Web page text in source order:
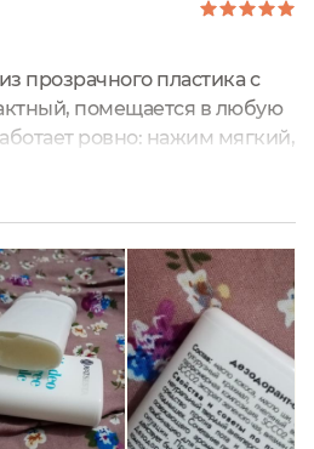
прозрачного пластика с
помещается в любую
ровно: нажим мягкий,
Текстура водянистая,
липкости не
не такой прямолинейный,
он раскрывается
когда спрей